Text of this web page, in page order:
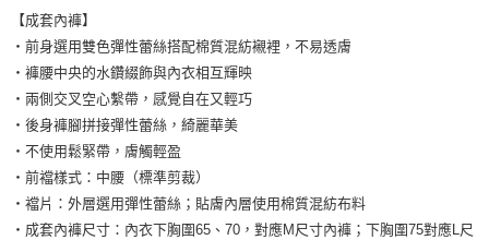
【成套內褲】
・前身選用雙色彈性蕾絲搭配棉質混紡襯裡，不易透膚
・褲腰中央的水鑽綴飾與內衣相互輝映
・兩側交叉空心繫帶，感覺自在又輕巧
・後身褲腳拼接彈性蕾絲，綺麗華美
・不使用鬆緊帶，膚觸輕盈
・前襠樣式：中腰（標準剪裁）
・襠片：外層選用彈性蕾絲；貼膚內層使用棉質混紡布料
・成套內褲尺寸：內衣下胸圍65、70，對應M尺寸內褲；下胸圍75對應L尺